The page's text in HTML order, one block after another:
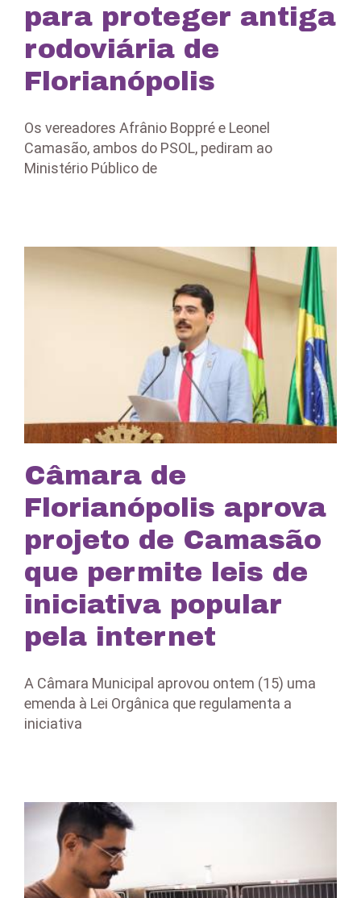
para proteger antiga
rodoviária de
Florianópolis
Os vereadores Afrânio Boppré e Leonel
Camasão, ambos do PSOL, pediram ao
Ministério Público de
Câmara de
Florianópolis aprova
projeto de Camasão
que permite leis de
iniciativa popular
pela internet
A Câmara Municipal aprovou ontem (15) uma
emenda à Lei Orgânica que regulamenta a
iniciativa